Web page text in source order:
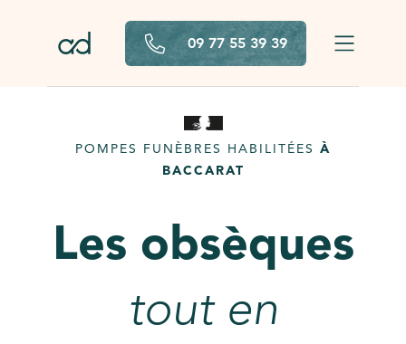
09 77 55 39 39
POMPES FUNÈBRES HABILITÉES À
BACCARAT
Les obsèques
tout en